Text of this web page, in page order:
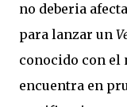
no deberia
para lanzar un
conocido con el
encuentra en